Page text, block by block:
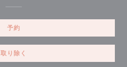
予約
取り除く